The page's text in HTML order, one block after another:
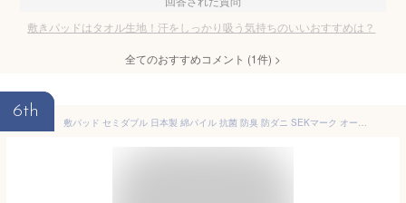
敷きパッドはタオル生地！汗をしっかり吸う気持ちのいいおすすめは？
全てのおすすめコメント (1件) >
6th
敷パッド セミダブル 日本製 綿パイル 抗菌 防臭 防ダニ SEKマーク オールシーズン サラサラ 肌触り良い しっかり吸収 ゴム付き 取り付け簡単 洗濯機丸洗い可能 フィルハーモニィ コットン タオル生地 ブルー アイボリー